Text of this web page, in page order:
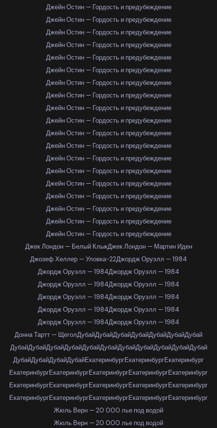
Джейн Остин — Гордость и предубеждение
Джейн Остин — Гордость и предубеждение
Джейн Остин — Гордость и предубеждение
Джейн Остин — Гордость и предубеждение
Джейн Остин — Гордость и предубеждение
Джейн Остин — Гордость и предубеждение
Джейн Остин — Гордость и предубеждение
Джейн Остин — Гордость и предубеждение
Джейн Остин — Гордость и предубеждение
Джейн Остин — Гордость и предубеждение
Джейн Остин — Гордость и предубеждение
Джейн Остин — Гордость и предубеждение
Джейн Остин — Гордость и предубеждение
Джейн Остин — Гордость и предубеждение
Джейн Остин — Гордость и предубеждение
Джейн Остин — Гордость и предубеждение
Джейн Остин — Гордость и предубеждение
Джейн Остин — Гордость и предубеждение
Джейн Остин — Гордость и предубеждение
Джек Лондон — Белый КлыкДжек Лондон — Мартин Иден
Джозеф Хеллер — Уловка-22Джордж Оруэлл — 1984
Джордж Оруэлл — 1984Джордж Оруэлл — 1984
Джордж Оруэлл — 1984Джордж Оруэлл — 1984
Джордж Оруэлл — 1984Джордж Оруэлл — 1984
Джордж Оруэлл — 1984Джордж Оруэлл — 1984
Джордж Оруэлл — 1984Джордж Оруэлл — 1984
Донна Тартт — ЩеголДубайДубайДубайДубайДубайДубайДубай
ДубайДубайДубайДубайДубайДубайДубайДубайДубайДубайДубай
ДубайДубайДубайДубайЕкатеринбургЕкатеринбургЕкатеринбург
ЕкатеринбургЕкатеринбургЕкатеринбургЕкатеринбургЕкатеринбург
ЕкатеринбургЕкатеринбургЕкатеринбургЕкатеринбургЕкатеринбург
ЕкатеринбургЕкатеринбургЕкатеринбургЕкатеринбургЕкатеринбург
Жюль Верн — 20 000 лье под водой
Жюль Верн — 20 000 лье под водой